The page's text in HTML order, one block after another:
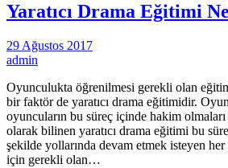
Yaratıcı Drama Eğitimi
29 Ağustos 2017
admin
Oyunculukta öğrenilmesi gerekli olan
bir faktör de yaratıcı drama eğitimidir.
oyuncuların bu süreç içinde hakim
olarak bilinen yaratıcı drama eğitimi bu
şekilde yollarında devam etmek isteyen her
için gerekli olan…